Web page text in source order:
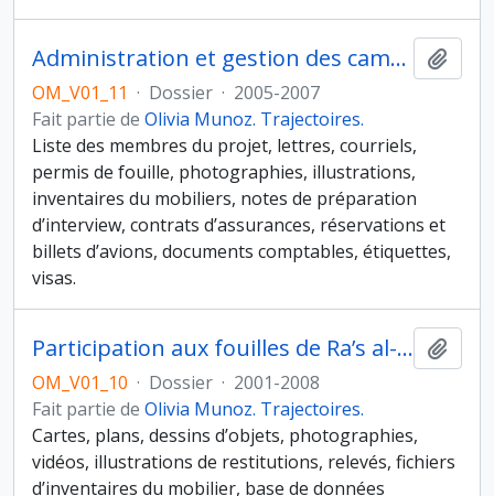
Administration et gestion des campagnes de 2005-2007
OM_V01_11 · Dossier · 2005-2007
Fait partie de Olivia Munoz. Trajectoires.
Liste des membres du projet, lettres, courriels,
permis de fouille, photographies, illustrations,
inventaires du mobiliers, notes de préparation
d’interview, contrats d’assurances, réservations et
billets d’avions, documents comptables, étiquettes,
visas.
Participation aux fouilles de Ra’s al-Hadd HD-7, 2007
OM_V01_10 · Dossier · 2001-2008
Fait partie de Olivia Munoz. Trajectoires.
Cartes, plans, dessins d’objets, photographies,
vidéos, illustrations de restitutions, relevés, fichiers
d’inventaires du mobilier, base de données